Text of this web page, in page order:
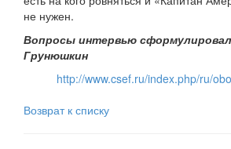
не нужен.
Вопросы интервью
Грунюшкин
http://www.csef.ru/index.php/ru/
Возврат к списку